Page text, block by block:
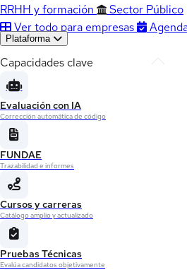
RRHH y formación
Sector Público
Ver todo para empresas
Plataforma
Capacidades clave
Evaluación con IA
Corrección automática de código
FUNDAE
Trazabilidad e informes
Cursos y carreras
Catálogo amplio y actualizado
Pruebas Técnicas
Evalúa candidatos objetivamente